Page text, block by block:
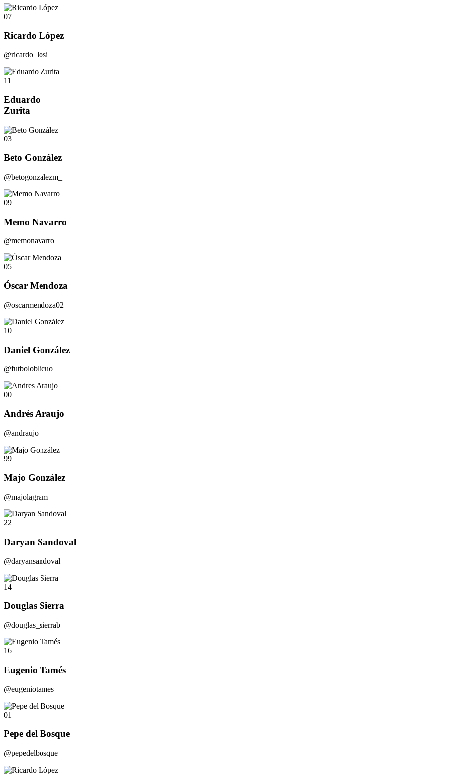
07
Ricardo López
@ricardo_losi
11
Eduardo
Zurita
03
Beto González
@betogonzalezm_
09
Memo Navarro
@memonavarro_
05
Óscar Mendoza
@oscarmendoza02
10
Daniel González
@futboloblicuo
00
Andrés Araujo
@andraujo
99
Majo González
@majolagram
22
Daryan Sandoval
@daryansandoval
14
Douglas Sierra
@douglas_sierrab
16
Eugenio Tamés
@eugeniotames
01
Pepe del Bosque
@pepedelbosque